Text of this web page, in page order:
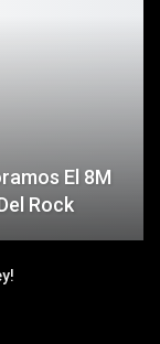
El 8M
Rock